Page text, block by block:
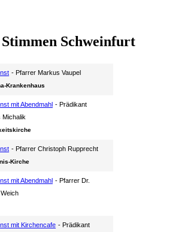
Schweinfurt
Pfarrer Markus Vaupel
Krankenhaus
mit Abendmahl
Prädikant
Michalik
Pfarrer Christoph Rupprecht
Kirche
mit Abendmahl
Pfarrer Dr.
mit Kirchencafe
Prädikant